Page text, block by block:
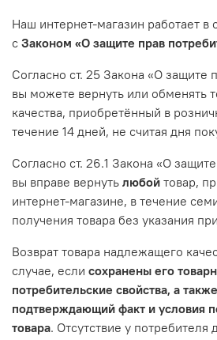
Наш интернет-магазин работает в
с Законом «О защите прав
Согласно ст. 25 Закона «О защите
вы можете вернуть или обменять
качества, приобретённый в
течение 14 дней, не считая дня
Согласно ст. 26.1 Закона «О
вы вправе вернуть любой товар,
интернет-магазине, в течение
получения товара без указания
Возврат товара надлежащего
случае, если сохранены его
потребительские свойства, а
подтверждающий факт и условия
товара. Отсутствие у потребителя